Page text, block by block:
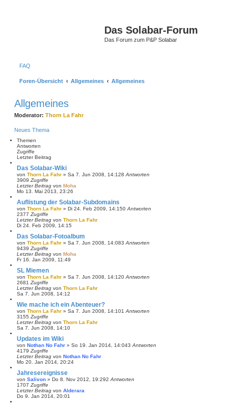
Das Solabar-Forum
Das Forum zum P&P Solabar
FAQ
Foren-Übersicht Allgemeines Allgemeines
Allgemeines
Moderator: Thorn La Fahr
Neues Thema
Themen
Antworten
Zugriffe
Letzter Beitrag
Das Solabar-Wiki
von Thorn La Fahr » Sa 7. Jun 2008, 14:128 Antworten
3909 Zugriffe
Letzter Beitrag von Moha
Mo 13. Mai 2013, 23:26
Auflistung der Solabar-Subdomains
von Thorn La Fahr » Di 24. Feb 2009, 14:150 Antworten
2377 Zugriffe
Letzter Beitrag von Thorn La Fahr
Di 24. Feb 2009, 14:15
Das Solabar-Fotoalbum
von Thorn La Fahr » Sa 7. Jun 2008, 14:083 Antworten
9439 Zugriffe
Letzter Beitrag von Moha
Fr 16. Jan 2009, 11:49
SL Miemen
von Thorn La Fahr » Sa 7. Jun 2008, 14:120 Antworten
2681 Zugriffe
Letzter Beitrag von Thorn La Fahr
Sa 7. Jun 2008, 14:12
Wie mache ich ein Abenteuer?
von Thorn La Fahr » Sa 7. Jun 2008, 14:101 Antworten
3155 Zugriffe
Letzter Beitrag von Thorn La Fahr
Sa 7. Jun 2008, 14:10
Updates im Wiki
von Nothan No Fahr » So 19. Jan 2014, 14:043 Antworten
4179 Zugriffe
Letzter Beitrag von Nothan No Fahr
Mo 20. Jan 2014, 20:24
Jahresereignisse
von Salivon » Do 8. Nov 2012, 19:292 Antworten
1707 Zugriffe
Letzter Beitrag von Alderara
Do 9. Jan 2014, 20:01